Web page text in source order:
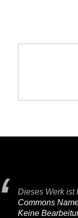
Dieses Werk ist
Commons
Keine